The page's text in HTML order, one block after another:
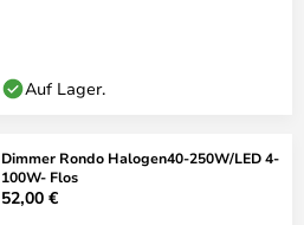
Auf Lager.
Dimmer Rondo Halogen40-250W/LED 4-
100W- Flos
52,00 €